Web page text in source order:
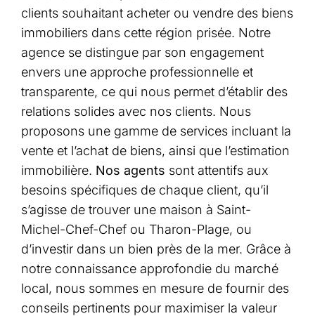
clients souhaitant acheter ou vendre des biens
immobiliers dans cette région prisée. Notre
agence se distingue par son engagement
envers une approche professionnelle et
transparente, ce qui nous permet d’établir des
relations solides avec nos clients. Nous
proposons une gamme de services incluant la
vente et l’achat de biens, ainsi que l’estimation
immobilière. Nos agents sont attentifs aux
besoins spécifiques de chaque client, qu’il
s’agisse de trouver une maison à Saint-
Michel-Chef-Chef ou Tharon-Plage, ou
d’investir dans un bien près de la mer. Grâce à
notre connaissance approfondie du marché
local, nous sommes en mesure de fournir des
conseils pertinents pour maximiser la valeur